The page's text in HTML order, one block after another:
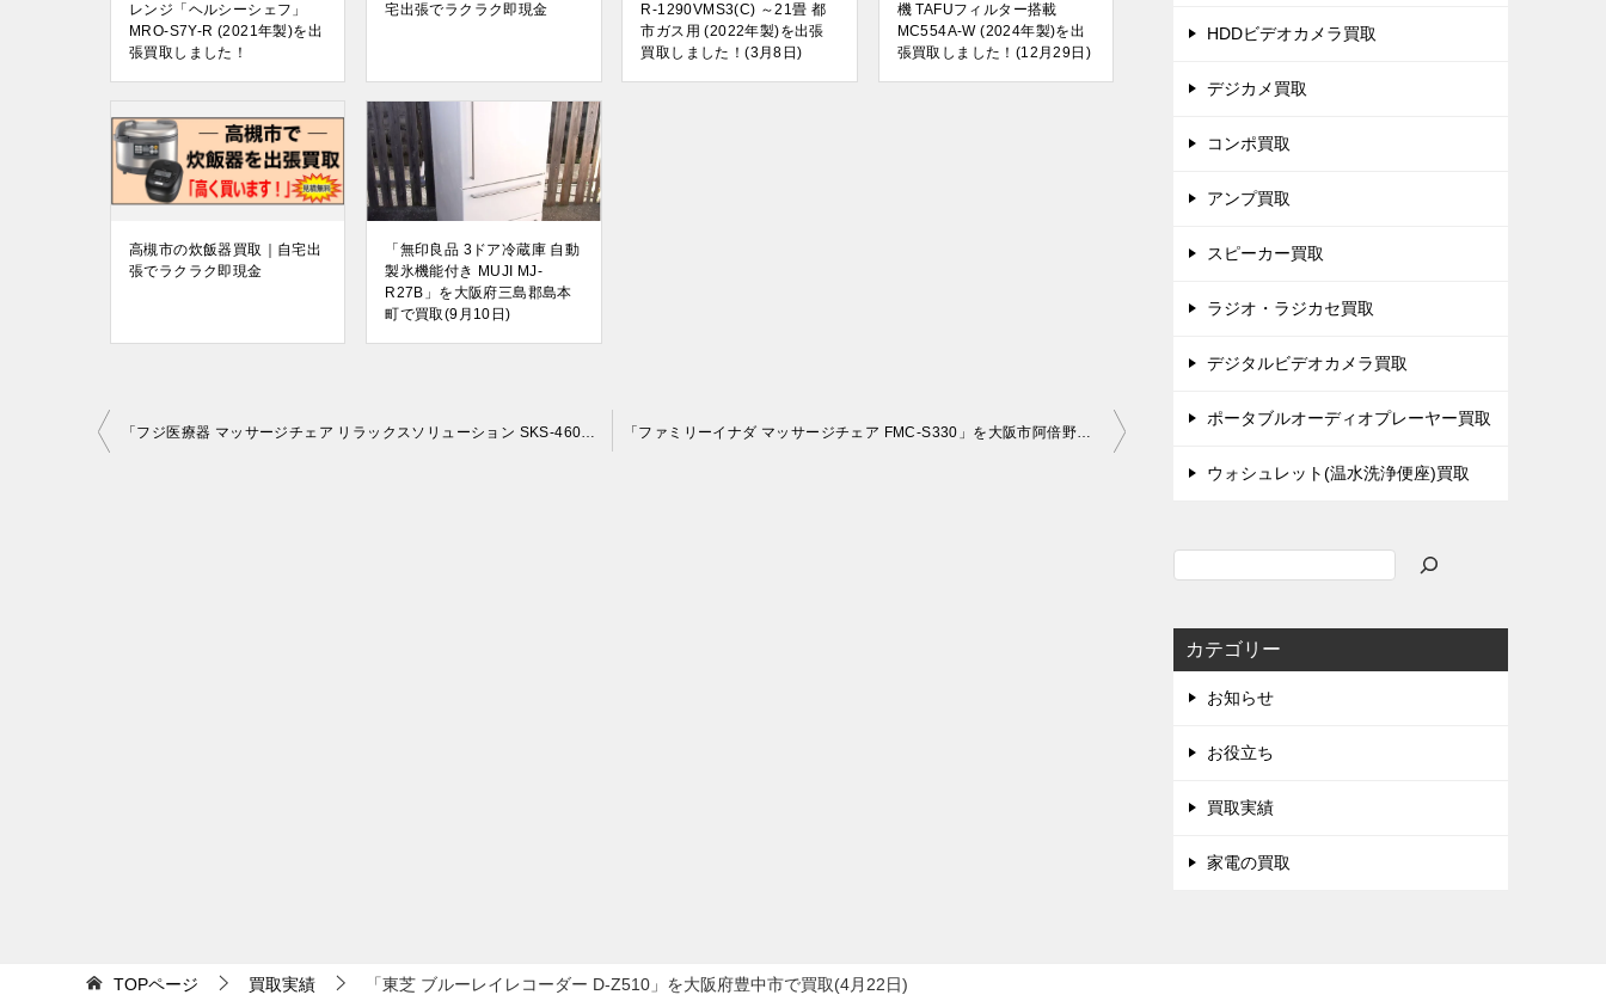
レンジ「ヘルシーシェフ」
MRO-S7Y-R (2021年製)を出
張買取しました！
宅出張でラクラク即現金
R-1290VMS3(C) ～21畳 都
市ガス用 (2022年製)を出張
買取しました！(3月8日)
機 TAFUフィルター搭載
MC554A-W (2024年製)を出
張買取しました！(12月29日)
高槻市の炊飯器買取｜自宅出
張でラクラク即現金
「無印良品 3ドア冷蔵庫 自動
製氷機能付き MUJI MJ-
R27B」を大阪府三島郡島本
町で買取(9月10日)
投
「フジ医療器 マッサージチェア リラックスソリューション SKS-4600」を大阪府吹田市で買取(4月8日) 「ファミリーイナダ マッサージチェア FMC-S330」を大阪市阿倍野区で買取(4月24日)
HDDビデオカメラ買取
デジカメ買取
コンポ買取
アンプ買取
スピーカー買取
ラジオ・ラジカセ買取
デジタルビデオカメラ買取
ポータブルオーディオプレーヤー買取
ウォシュレット(温水洗浄便座)買取
カテゴリー
お知らせ
お役立ち
買取実績
家電の買取
TOPページ 買取実績 「東芝 ブルーレイレコーダー D-Z510」を大阪府豊中市で買取(4月22日)